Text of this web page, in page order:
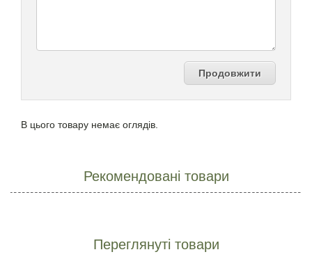
Продовжити
В цього товару немає оглядів.
Рекомендовані товари
Переглянуті товари